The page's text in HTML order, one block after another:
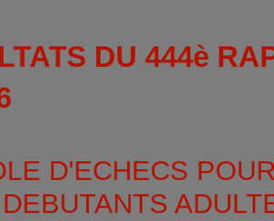
DU 444è
D'ECHECS